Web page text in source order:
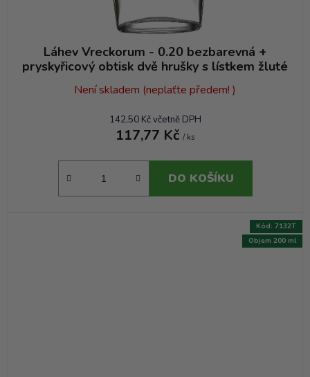
Láhev Vreckorum - 0.20 bezbarevná +
pryskyřicový obtisk dvě hrušky s lístkem žluté
Není skladem (neplaťte předem! )
142,50 Kč včetně DPH
117,77 Kč / ks
DO KOŠÍKU
Objem 200 ml
Kód: 7132T